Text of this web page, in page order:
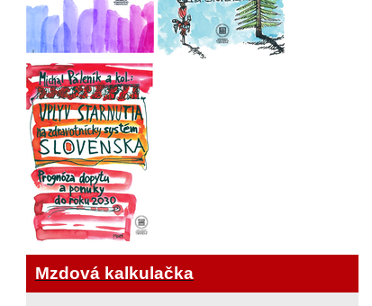
Mzdová kalkulačka